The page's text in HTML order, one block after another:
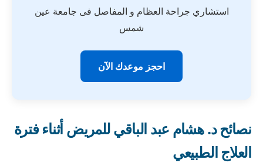
استشاري جراحة العظام و المفاصل فى جامعة عين
شمس
احجز موعدك الآن
نصائح د. هشام عبد الباقي للمريض أثناء فترة
العلاج الطبيعي​